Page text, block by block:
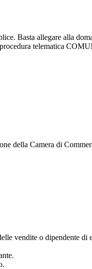
Basta allegare alla
telematica
della Camera di
vendite o dipendente di